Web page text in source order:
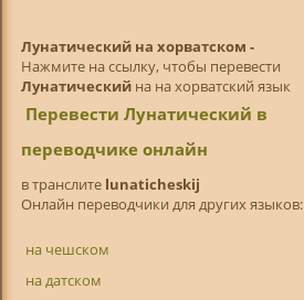
Лунатический на хорватском -
Нажмите на ссылку, чтобы перевести
Лунатическийна на хорватский язык
Перевести Лунатический в
переводчике онлайн
в транслитe lunaticheskij
Онлайн переводчики для других языков:
на чешском
на датском